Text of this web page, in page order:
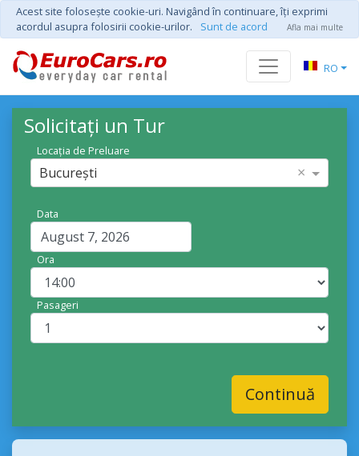
Acest site foloseşte cookie-uri. Navigând în continuare, îţi exprimi
acordul asupra folosirii cookie-urilor.
Sunt de acord Afla mai multe
RO
Solicitați un Tur
Locația de Preluare
București ×
Data
Ora
Pasageri
Continuă